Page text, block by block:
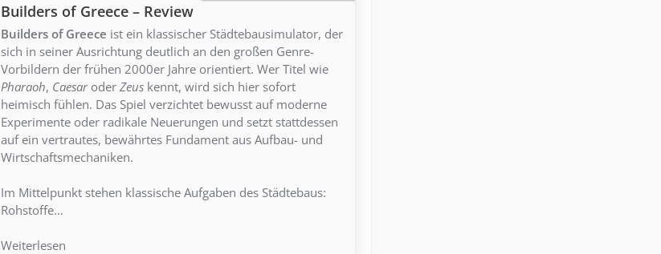
Builders of Greece – Review
Builders of Greece ist ein klassischer Städtebausimulator, der
sich in seiner Ausrichtung deutlich an den großen Genre-
Vorbildern der frühen 2000er Jahre orientiert. Wer Titel wie
Pharaoh, Caesaroder Zeus kennt, wird sich hier sofort
heimisch fühlen. Das Spiel verzichtet bewusst auf moderne
Experimente oder radikale Neuerungen und setzt stattdessen
auf ein vertrautes, bewährtes Fundament aus Aufbau- und
Wirtschaftsmechaniken.
Im Mittelpunkt stehen klassische Aufgaben des Städtebaus:
Rohstoffe…
Weiterlesen